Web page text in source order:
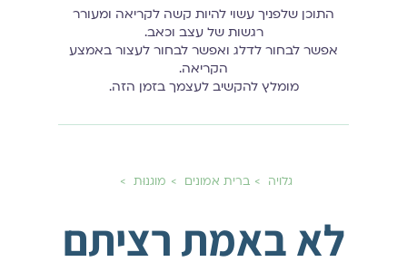
התוכן שלפניך עשוי להיות קשה לקריאה ומעורר
רגשות של עצב וכאב.
אפשר לבחור לדלג ואפשר לבחור לעצור באמצע
הקריאה.
מומלץ להקשיב לעצמך בזמן הזה.
גלויה ברית אמונים מוגנוּת
לא באמת רציתם